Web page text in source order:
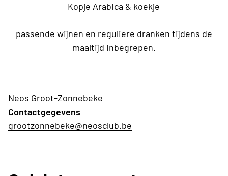
Kopje Arabica & koekje
passende wijnen en reguliere dranken tijdens de
maaltijd inbegrepen.
Neos Groot-Zonnebeke
Contactgegevens
grootzonnebeke@neosclub.be